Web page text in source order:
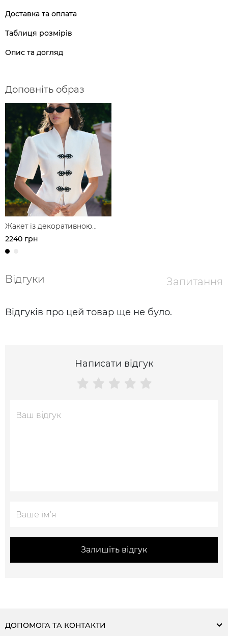
Доставка та оплата
Таблиця розмірів
Опис та догляд
Доповніть образ
Жакет із декоративною
застібкою в азійському стилі
з льону
2240 грн
Відгуки Запитання
Відгуків про цей товар ще не було.
Написати відгук
Залишіть відгук
ДОПОМОГА ТА КОНТАКТИ